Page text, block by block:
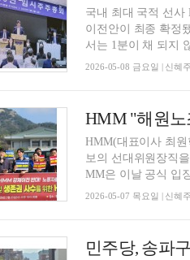
국내 최대 국적 선사
이전안이 최종 확정
서는 1분이 채 되지
2026-05-08 금요일 | 신혜
HMM "해원노
HMM(대표이사 최
보의 선대위원장직
MM은 이날 공식 입
2026-05-07 목요일 | 신혜